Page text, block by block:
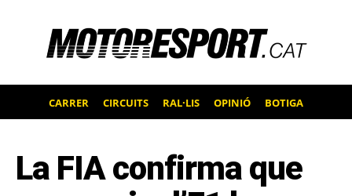
CARRER CIRCUITS RAL·LIS OPINIÓ BOTIGA
La FIA confirma que